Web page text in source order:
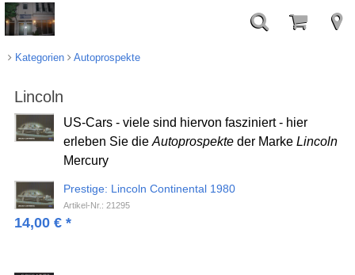
Kategorien Autoprospekte
Lincoln
US-Cars - viele sind hiervon fasziniert - hier
erleben Sie die Autoprospekteder Marke Lincoln
Mercury
Prestige: Lincoln Continental 1980
Artikel-Nr.: 21295
14,00 €*